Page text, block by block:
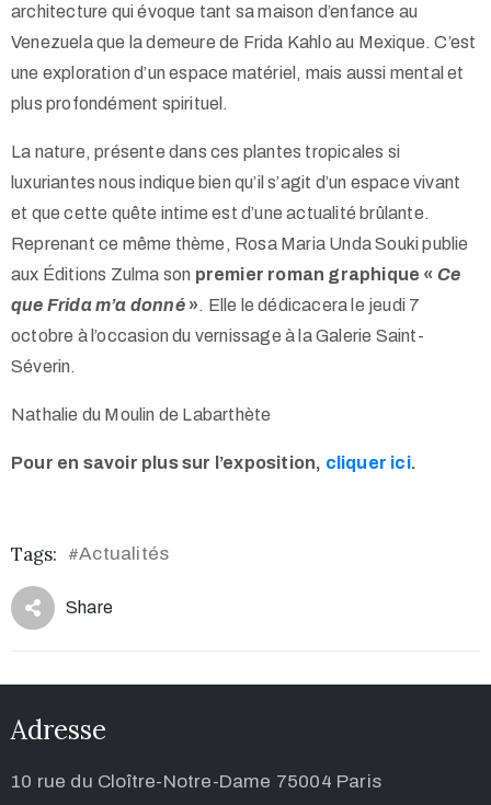
architecture qui évoque tant sa maison d’enfance au
Venezuela que la demeure de Frida Kahlo au Mexique. C’est
une exploration d’un espace matériel, mais aussi mental et
plus profondément spirituel.
La nature, présente dans ces plantes tropicales si
luxuriantes nous indique bien qu’il s’agit d’un espace vivant
et que cette quête intime est d’une actualité brûlante.
Reprenant ce même thème, Rosa Maria Unda Souki publie
aux Éditions Zulma son premier roman graphique « Ce
que Frida m’a donné ». Elle le dédicacera le jeudi 7
octobre à l’occasion du vernissage à la Galerie Saint-
Séverin.
Nathalie du Moulin de Labarthète
Pour en savoir plus sur l’exposition, cliquer ici.
Tags: #Actualités
Share
Adresse
10 rue du Cloître-Notre-Dame 75004 Paris